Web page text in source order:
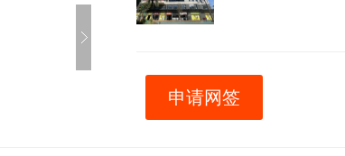
申请网签